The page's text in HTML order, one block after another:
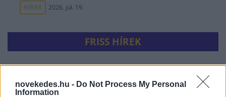
novekedes.hu - Do Not Process My Personal
Information
HÍREK 2026. júl. 19.
FRISS HÍREK
Olcsóbbak lettek a balatoni új ingatlanok,
Borsodban megmagyarázhatatlan a